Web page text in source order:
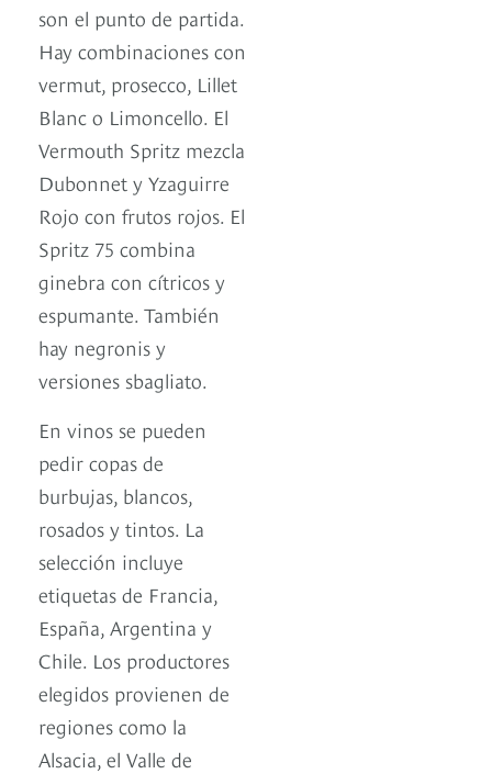
son el punto de partida.
Hay combinaciones con
vermut, prosecco, Lillet
Blanc o Limoncello. El
Vermouth Spritz mezcla
Dubonnet y Yzaguirre
Rojo con frutos rojos. El
Spritz 75 combina
ginebra con cítricos y
espumante. También
hay negronis y
versiones sbagliato.
En vinos se pueden
pedir copas de
burbujas, blancos,
rosados y tintos. La
selección incluye
etiquetas de Francia,
España, Argentina y
Chile. Los productores
elegidos provienen de
regiones como la
Alsacia, el Valle de